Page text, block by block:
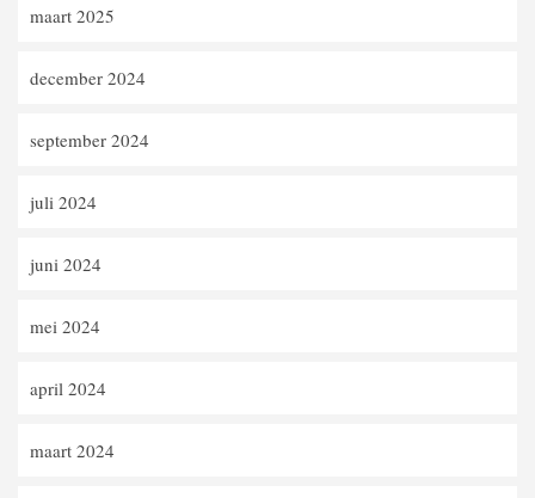
maart 2025
december 2024
september 2024
juli 2024
juni 2024
mei 2024
april 2024
maart 2024